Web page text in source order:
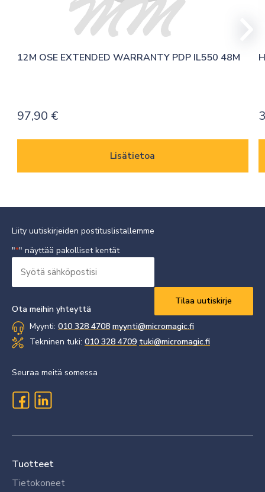
12M OSE EXTENDED WARRANTY PDP IL550 48M
97,90 €
Lisätietoa
Liity uutiskirjeiden postituslistallemme
"*" näyttää pakolliset kentät
sähköpostisi
Ota meihin yhteyttä
Myynti: 010 328 4708 myynti@micromagic.fi
Tekninen tuki: 010 328 4709 tuki@micromagic.fi
Seuraa meitä somessa
Tuotteet
Tietokoneet